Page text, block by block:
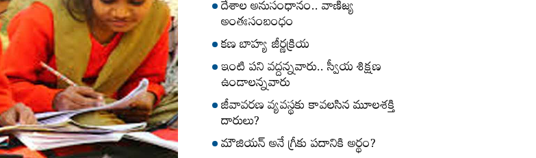
దేశాల అనుసంధానం.. వాణిజ్య
అంతఃసంబంధం
కణ బాహ్య జీర్ణక్రియ
ఇంటి పని వద్దన్నవారు.. స్వీయ శిక్షణ
ఉండాలన్నవారు
జీవావరణ వ్యవస్థకు కావలసిన మూలశక్తి
దారులు?
మౌజియన్‌ అనే గ్రీకు పదానికి అర్థం?